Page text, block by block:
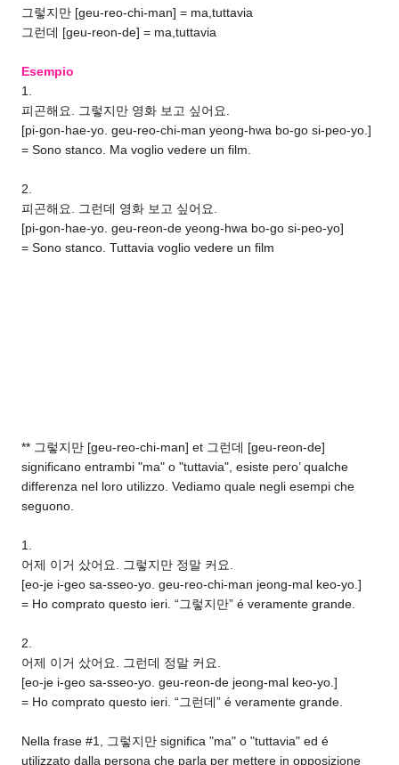
그렇지만 [geu-reo-chi-man] = ma,tuttavia
그런데 [geu-reon-de] = ma,tuttavia
Esempio
1.
피곤해요. 그렇지만 영화 보고 싶어요.
[pi-gon-hae-yo. geu-reo-chi-man yeong-hwa bo-go si-peo-yo.]
= Sono stanco. Ma voglio vedere un film.
2.
피곤해요. 그런데 영화 보고 싶어요.
[pi-gon-hae-yo. geu-reon-de yeong-hwa bo-go si-peo-yo]
= Sono stanco. Tuttavia voglio vedere un film
** 그렇지만 [geu-reo-chi-man] et 그런데 [geu-reon-de]
significano entrambi "ma" o "tuttavia", esiste pero’ qualche
differenza nel loro utilizzo. Vediamo quale negli esempi che
seguono.
1.
어제 이거 샀어요. 그렇지만 정말 커요.
[eo-je i-geo sa-sseo-yo. geu-reo-chi-man jeong-mal keo-yo.]
= Ho comprato questo ieri. “그렇지만” é veramente grande.
2.
어제 이거 샀어요. 그런데 정말 커요.
[eo-je i-geo sa-sseo-yo. geu-reon-de jeong-mal keo-yo.]
= Ho comprato questo ieri. “그런데” é veramente grande.
Nella frase #1, 그렇지만 significa "ma" o "tuttavia" ed é
utilizzato dalla persona che parla per mettere in opposizione